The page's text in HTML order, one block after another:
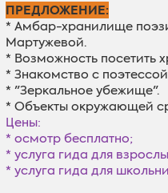
ПРЕДЛОЖЕНИЕ:
* Aмбар-хранилище
Мартужевой.
* Возможность посетить
* Знакомство с
* "Зеркальное убежище".
* Oбъекты окружающей
Цены:
* осмотр бесплатно;
* услуга гида для
* услуга гида для